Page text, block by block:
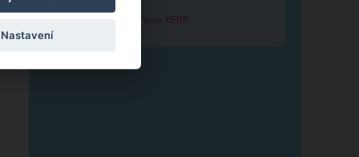
Zjistit více o technice KERP
Nastavení